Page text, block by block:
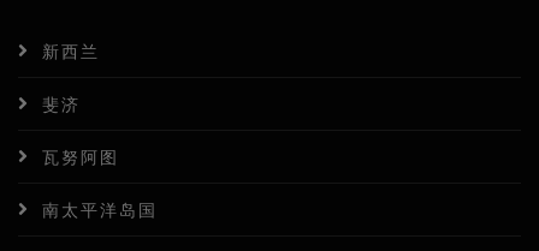
新西兰
斐济
瓦努阿图
南太平洋岛国